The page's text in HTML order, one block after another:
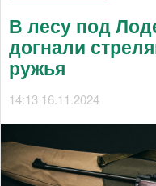
В лесу под
догнали
ружья
14:13 16.11.2024